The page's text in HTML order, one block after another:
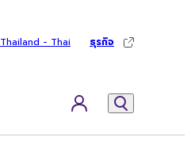
Thailand - Thai ธุรกิจ